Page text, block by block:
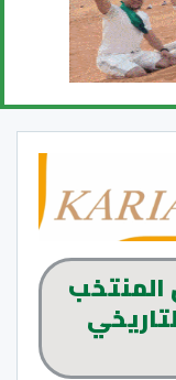
المنتخب